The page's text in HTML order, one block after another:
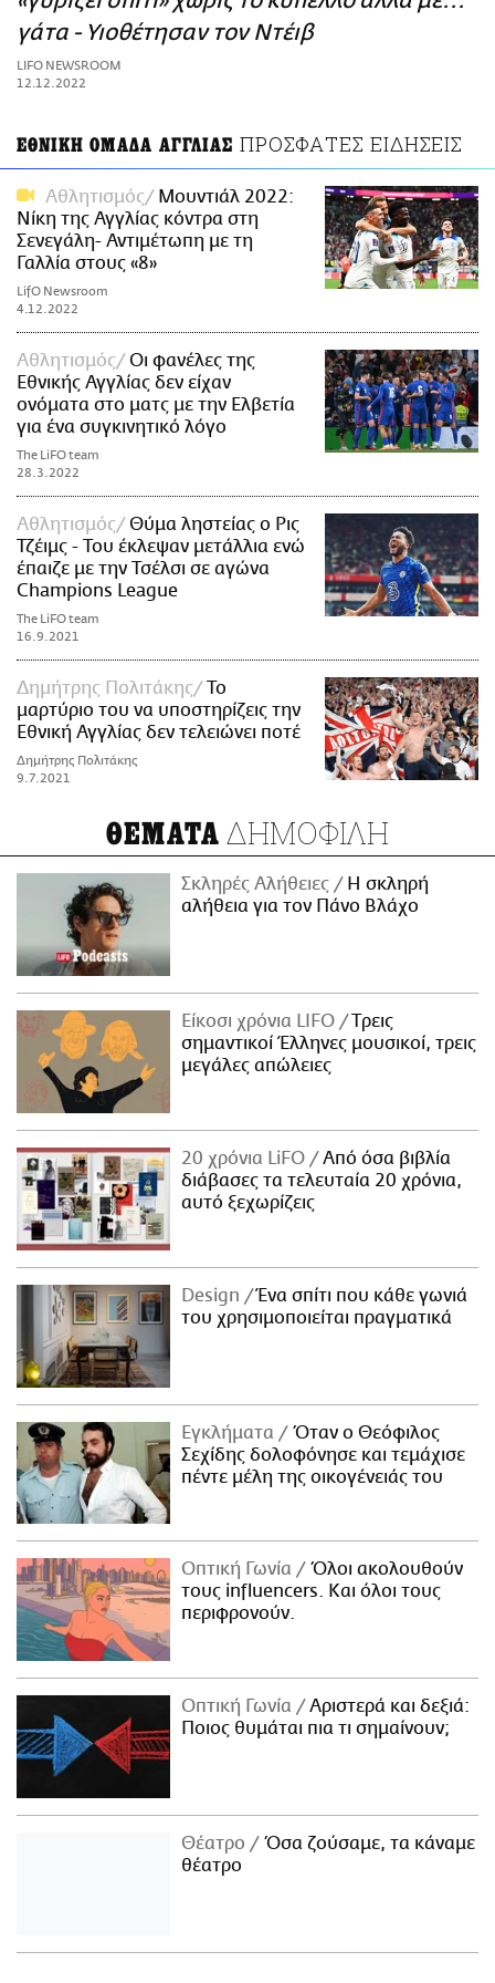
ΑΜΠΑ
PRINT
γάτα - Υιοθέτησαν τον Ντέιβ
LIFO NEWSROOM
12.12.2022
ΕΘΝΙΚΗ ΟΜΑΔΑ ΑΓΓΛΙΑΣ ΠΡΟΣΦΑΤΕΣ ΕΙΔΗΣΕΙΣ
Αθλητισμός
Μουντιάλ 2022:
Νίκη της Αγγλίας κόντρα στη
Σενεγάλη- Αντιμέτωπη με τη
Γαλλία στους «8»
LifO Newsroom
4.12.2022
Αθλητισμός
Οι φανέλες της
Εθνικής Αγγλίας δεν είχαν
ονόματα στο ματς με την Ελβετία
για ένα συγκινητικό λόγο
The LiFO team
28.3.2022
Αθλητισμός
Θύμα ληστείας ο Ρις
Τζέιμς - Του έκλεψαν μετάλλια ενώ
έπαιζε με την Τσέλσι σε αγώνα
Champions League
The LiFO team
16.9.2021
Δημήτρης Πολιτάκης
Το
μαρτύριο του να υποστηρίζεις την
Εθνική Αγγλίας δεν τελειώνει ποτέ
Δημήτρης Πολιτάκης
9.7.2021
ΘΕΜΑΤΑ ΔΗΜΟΦΙΛΗ
Σκληρές Αλήθειες
H σκληρή
αλήθεια για τον Πάνο Βλάχο
Είκοσι χρόνια LIFO
Tρεις
σημαντικοί Έλληνες μουσικοί, τρεις
μεγάλες απώλειες
20 χρόνια LiFO
Από όσα βιβλία
διάβασες τα τελευταία 20 χρόνια,
αυτό ξεχωρίζεις
Design
Ένα σπίτι που κάθε γωνιά
του χρησιμοποιείται πραγματικά
Εγκλήματα
Όταν ο Θεόφιλος
Σεχίδης δολοφόνησε και τεμάχισε
πέντε μέλη της οικογένειάς του
Οπτική Γωνία
Όλοι ακολουθούν
τους influencers. Και όλοι τους
περιφρονούν.
Οπτική Γωνία
Αριστερά και δεξιά:
Ποιος θυμάται πια τι σημαίνουν;
Θέατρο
Όσα ζούσαμε, τα κάναμε
θέατρο